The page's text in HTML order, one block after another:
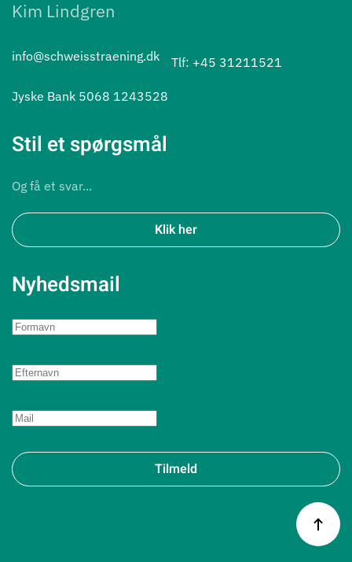
Kim Lindgren
info@schweisstraening.dk Tlf: +45 31211521
Jyske Bank 5068 1243528
Stil et spørgsmål
Og få et svar...
Klik her
Nyhedsmail
Tilmeld